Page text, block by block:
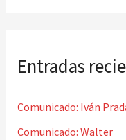
a
p
o
Entradas
Comunicado: Iván
Comunicado: Walter